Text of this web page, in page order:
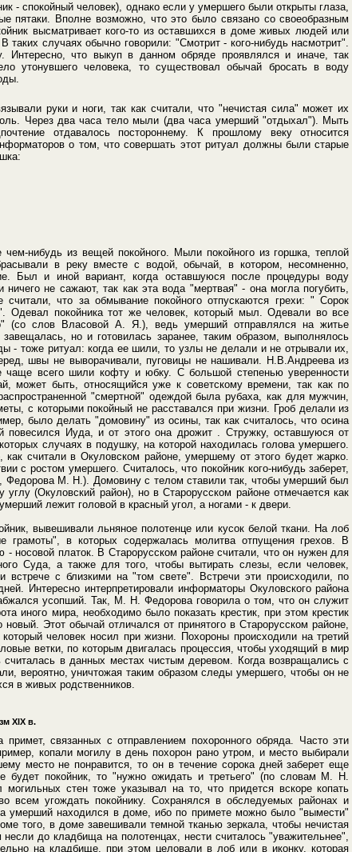
- спокойный человек), однако если у умершего были открыты глаза,
пятаки. Вполне возможно, что это было связано со своеобразным
высматривает кого-то из оставшихся в доме живых людей или
случаях обычно говорили: "Смотрит - кого-нибудь насмотрит".
Интересно, что выкуп в данном обряде проявлялся и иначе, так
утонувшего человека, то существовал обычай бросать в воду
руки и ноги, так как считали, что "нечистая сила" может их
Через два часа тело мыли (два часа умерший "отдыхал"). Мыть
отдавалось постороннему. К прошлому веку относится
о том, что совершать этот ритуал должны были старые
нибудь из вещей покойного. Мыли покойного из горшка, теплой
в реку вместе с водой, обычай, в котором, несомненно,
Был и иной вариант, когда оставшуюся после процедуры воду
не сажают, так как эта вода "мертвая" - она могла погубить,
что за обмывание покойного отпускаются грехи: " Сорок
Одевал покойника тот же человек, который мыл. Одевали во все
(со слов Власовой А. Я.), ведь умерший отправлялся на житье
но и готовилась заранее, таким образом, выполнялось
- тоже ритуал: когда ее шили, то узлы не делали и не отрывали их,
швы не выворачивали, пуговицы не нашивали. Н.В.Андреева из
чаще всего шили кофту и юбку. С большой степенью уверенности
может быть, относящийся уже к советскому времени, так как по
"смертной" одеждой была рубаха, как для мужчин,
с которыми покойный не расставался при жизни. Гроб делали из
было делать "домовину" из осины, так как считалось, что осина
повесился Иуда, и от этого она дрожит . Стружку, оставшуюся от
случаях в подушку, на которой находилась голова умершего.
считали в Окуловском районе, умершему от этого будет жарко.
с ростом умершего. Считалось, что покойник кого-нибудь заберет,
Федорова М. Н.). Домовину с телом ставили так, чтобы умерший был
(Окуловский район), но в Старорусском районе отмечается как
лежит головой в красный угол, а ногами - к двери.
вывешивали льняное полотенце или кусок белой ткани. На лоб
грамоты", в которых содержалась молитва отпущения грехов. В
носовой платок. В Старорусском районе считали, что он нужен для
Суда, а также для того, чтобы вытирать слезы, если человек,
встрече с близкими на "том свете". Встречи эти происходили, по
Интересно интерпретировали информаторы Окуловского района
усопший. Так, М. Н. Федорова говорила о том, что он служит
иного мира, необходимо было показать крестик, при этом крестик
Этот обычай отличался от принятого в Старорусском районе,
человек носил при жизни. Похороны происходили на третий
ветки, по которым двигалась процессия, чтобы уходящий в мир
в данных местах чистым деревом. Когда возвращались с
вероятно, уничтожая таким образом следы умершего, чтобы он не
в живых родственников.
XIX в.
примет, связанных с отправлением похоронного обряда. Часто эти
копали могилу в день похорон рано утром, и место выбирали
место не понравится, то он в течение сорока дней заберет еще
будет покойник, то "нужно ожидать и третьего" (по словам М. Н.
стен тоже указывал на то, что придется вскоре копать
всем угождать покойнику. Сохранялся в обследуемых районах и
умерший находился в доме, ибо по примете можно было "вымести"
того, в доме завешивали темной тканью зеркала, чтобы нечистая
до кладбища на полотенцах, нести считалось "уважительнее",
на кладбище, при этом целовали в лоб или в иконку, которая